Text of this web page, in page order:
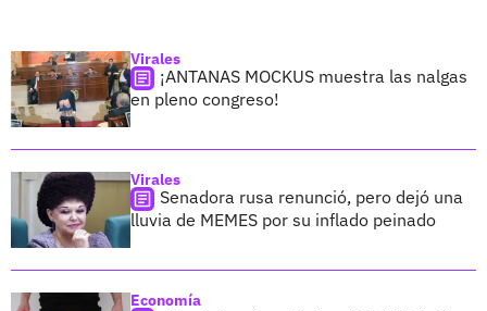
Virales
¡ANTANAS MOCKUS muestra las nalgas
en pleno congreso!
Virales
Senadora rusa renunció, pero dejó una
lluvia de MEMES por su inflado peinado
Economía